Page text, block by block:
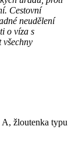
Cestovní
neudělení
o víza s
všechny
žloutenka typu